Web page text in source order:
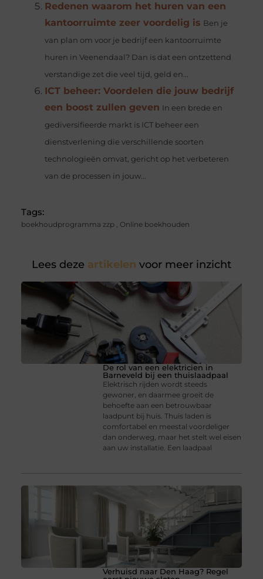
Redenen waarom het huren van een
kantoorruimte zeer voordelig is Ben je
van plan om voor je bedrijf een kantoorruimte
huren in Veenendaal? Dan is dat een ontzettend
verstandige zet die veel tijd, geld en...
ICT beheer: Voordelen die jouw bedrijf
een boost zullen geven In een brede en
gediversifieerde markt is ICT beheer een
dienstverlening die verschillende soorten
technologieën omvat, gericht op het verbeteren
van de processen in jouw...
Tags:
boekhoudprogramma zzp, Online boekhouden
Lees deze artikelen voor meer inzicht
De rol van een elektricien in
Barneveld bij een thuislaadpaal
Elektrisch rijden wordt steeds
gewoner, en daarmee groeit de
behoefte aan een betrouwbaar
laadpunt bij huis. Thuis laden is
comfortabel en meestal voordeliger
dan onderweg, maar het stelt wel eisen
aan uw installatie. Een laadpaal
Verhuisd naar Den Haag? Regel